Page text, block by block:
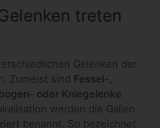
treten
Gelenken der
Zumeist sind Fessel-,
oder Kniegelenke
werden die Gallen
benannt. So bezeichnet